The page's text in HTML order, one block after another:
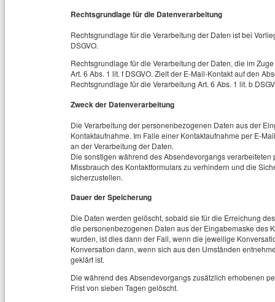
Rechtsgrundlage für die Datenverarbeitung
Rechtsgrundlage für die Verarbeitung der Daten ist bei
DSGVO.
Rechtsgrundlage für die Verarbeitung der Daten, die im
Art. 6 Abs. 1 lit. f DSGVO. Zielt der E-Mail-Kontakt auf den
Rechtsgrundlage für die Verarbeitung Art. 6 Abs. 1 lit. b
Zweck der Datenverarbeitung
Die Verarbeitung der personenbezogenen Daten aus der
Kontaktaufnahme. Im Falle einer Kontaktaufnahme per E-
an der Verarbeitung der Daten.
Die sonstigen während des Absendevorgangs
Missbrauch des Kontaktformulars zu verhindern und die
sicherzustellen.
Dauer der Speicherung
Die Daten werden gelöscht, sobald sie für die Erreichung
die personenbezogenen Daten aus der Eingabemaske des
wurden, ist dies dann der Fall, wenn die jeweilige
Konversation dann, wenn sich aus den Umständen
geklärt ist.
Die während des Absendevorgangs zusätzlich erhobenen
Frist von sieben Tagen gelöscht.